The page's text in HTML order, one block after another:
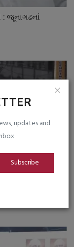
updates and
Subscribe
જૂનાગઢનાં